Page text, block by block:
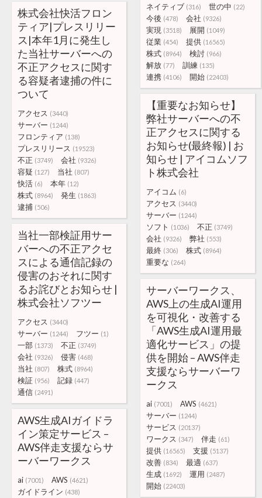
ネイティブ (316) 世の中 (22)
今後 (478) 会社 (9326)
実現 (3518) 展開 (1049)
従業 (454) 提供 (16565)
株式 (8964) 検討 (966)
解放 (77) 訓練 (135)
連携 (4106) 開始 (22403)
株式会社快活フロン
ティア|プレスリリー
ス|本年1月に発生し
た当社サーバーへの
不正アクセスに関す
る容疑者逮捕の件に
ついて
アクセス (3440)
サーバー (1244)
フロンティア (138)
プレスリリース (19523)
不正 (3749) 会社 (9326)
容疑 (127) 当社 (807)
快活 (6) 本年 (12)
株式 (8964) 発生 (1863)
逮捕 (506)
【重要なお知らせ】
弊社サーバーへの不
正アクセスに関する
お知らせ(最終報) | お
知らせ | アイコムソフ
ト株式会社
アイコム (6)
アクセス (3440)
サーバー (1244)
ソフト (1036) 不正 (3749)
会社 (9326) 弊社 (553)
最終 (306) 株式 (8964)
重要な (264)
当社一部検証用サー
バーへの不正アクセ
スによる通信記録の
侵害のおそれに関す
るお詫びとお知らせ |
株式会社ソフツー
アクセス (3440)
サーバー (1244) フツー (1)
一部 (1373) 不正 (3749)
会社 (9326) 侵害 (468)
当社 (807) 株式 (8964)
検証 (956) 記録 (447)
通信 (2491)
サーバーワークス、
AWS上の生成AI運用
を可視化・改善する
「AWS生成AI運用最
適化サービス」の提
供を開始 – AWS伴走
支援ならサーバーワ
ークス
ai (7001) AWS (4621)
サーバー (1244)
サービス (20137)
ワークス (347) 伴走 (61)
提供 (16565) 支援 (5137)
改善 (834) 最適 (637)
生成 (1692) 運用 (2487)
開始 (22403)
AWS生成AIガイドラ
イン策定サービス –
AWS伴走支援ならサ
ーバーワークス
ai (7001) AWS (4621)
ガイドライン (438)